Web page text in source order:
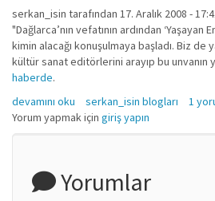
serkan_isin tarafından 17. Aralık 2008 -
"Dağlarca’nın vefatının ardından ‘Yaşayan
kimin alacağı konuşulmaya başladı. Biz de
kültür sanat editörlerini arayıp bu
haberde.
Türk Şiir Kamuoyu'nun başka işi yok mu?
devamını oku serkan_isin blogları
1
Yorum yapmak için giriş yapın
Yorumlar